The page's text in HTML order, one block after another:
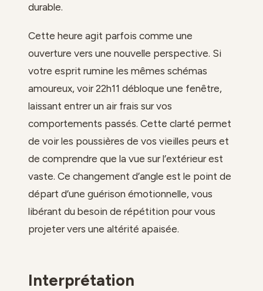
durable.
Cette heure agit parfois comme une
ouverture vers une nouvelle perspective. Si
votre esprit rumine les mêmes schémas
amoureux, voir 22h11 débloque une fenêtre,
laissant entrer un air frais sur vos
comportements passés. Cette clarté permet
de voir les poussières de vos vieilles peurs et
de comprendre que la vue sur l’extérieur est
vaste. Ce changement d’angle est le point de
départ d’une guérison émotionnelle, vous
libérant du besoin de répétition pour vous
projeter vers une altérité apaisée.
Interprétation